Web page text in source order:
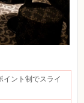
ント制でスライ